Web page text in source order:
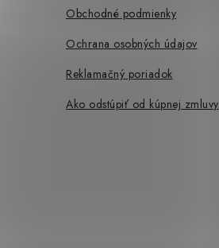
Obchodné podmienky
Ochrana osobných údajov
Reklamačný poriadok
Ako odstúpiť od kúpnej zmluvy